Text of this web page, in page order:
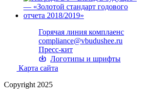
Горячая линия комплаенс
compliance@vbudushee.ru
Пресс-кит
Логотипы и шрифты
Карта сайта
Copyright 2025